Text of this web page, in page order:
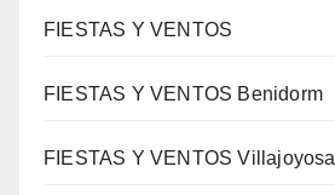
FIESTAS Y VENTOS
FIESTAS Y VENTOS Benidorm
FIESTAS Y VENTOS Villajoyosa